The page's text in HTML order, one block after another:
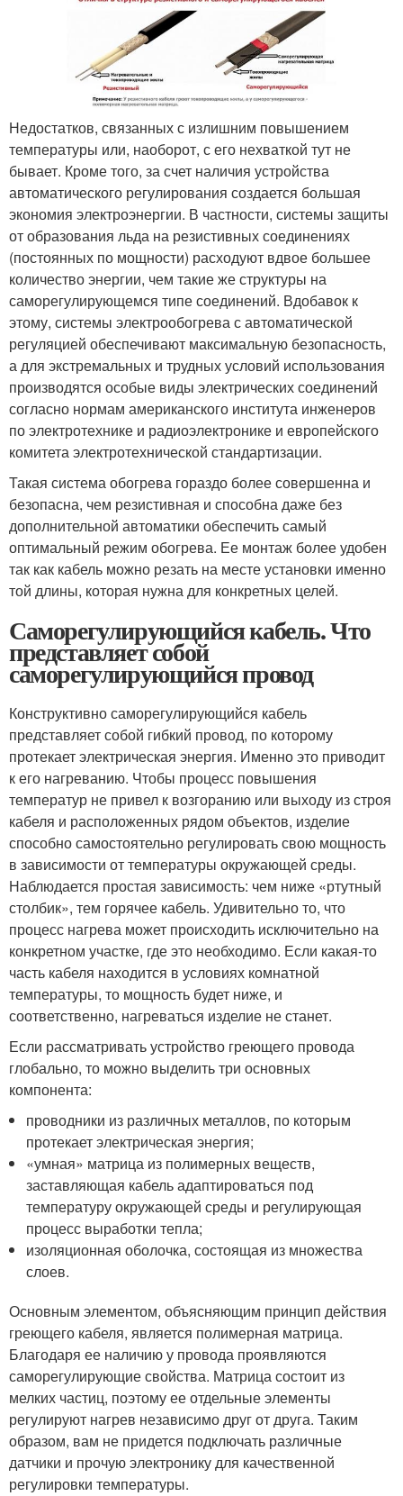
Недостатков, связанных с излишним повышением
температуры или, наоборот, с его нехваткой тут не
бывает. Кроме того, за счет наличия устройства
автоматического регулирования создается большая
экономия электроэнергии. В частности, системы защиты
от образования льда на резистивных соединениях
(постоянных по мощности) расходуют вдвое большее
количество энергии, чем такие же структуры на
саморегулирующемся типе соединений. Вдобавок к
этому, системы электрообогрева с автоматической
регуляцией обеспечивают максимальную безопасность,
а для экстремальных и трудных условий использования
производятся особые виды электрических соединений
согласно нормам американского института инженеров
по электротехнике и радиоэлектронике и европейского
комитета электротехнической стандартизации.
Такая система обогрева гораздо более совершенна и
безопасна, чем резистивная и способна даже без
дополнительной автоматики обеспечить самый
оптимальный режим обогрева. Ее монтаж более удобен
так как кабель можно резать на месте установки именно
той длины, которая нужна для конкретных целей.
Саморегулирующийся кабель. Что
представляет собой
саморегулирующийся провод
Конструктивно саморегулирующийся кабель
представляет собой гибкий провод, по которому
протекает электрическая энергия. Именно это приводит
к его нагреванию. Чтобы процесс повышения
температур не привел к возгоранию или выходу из строя
кабеля и расположенных рядом объектов, изделие
способно самостоятельно регулировать свою мощность
в зависимости от температуры окружающей среды.
Наблюдается простая зависимость: чем ниже «ртутный
столбик», тем горячее кабель. Удивительно то, что
процесс нагрева может происходить исключительно на
конкретном участке, где это необходимо. Если какая-то
часть кабеля находится в условиях комнатной
температуры, то мощность будет ниже, и
соответственно, нагреваться изделие не станет.
Если рассматривать устройство греющего провода
глобально, то можно выделить три основных
компонента:
проводники из различных металлов, по которым
протекает электрическая энергия;
«умная» матрица из полимерных веществ,
заставляющая кабель адаптироваться под
температуру окружающей среды и регулирующая
процесс выработки тепла;
изоляционная оболочка, состоящая из множества
слоев.
Основным элементом, объясняющим принцип действия
греющего кабеля, является полимерная матрица.
Благодаря ее наличию у провода проявляются
саморегулирующие свойства. Матрица состоит из
мелких частиц, поэтому ее отдельные элементы
регулируют нагрев независимо друг от друга. Таким
образом, вам не придется подключать различные
датчики и прочую электронику для качественной
регулировки температуры.